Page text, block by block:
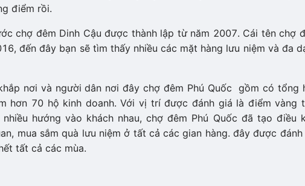
điểm rồi.
chợ đêm Dinh Cậu được thành lập từ năm 2007. Cái tên chợ
đến đây bạn sẽ tìm thấy nhiều các mặt hàng lưu niệm và đa
nơi và người dân nơi đây chợ đêm Phú Quốc gồm có tổng
hơn 70 hộ kinh doanh. Với vị trí được đánh giá là điểm vàng
hướng vào khách nhau, chợ đêm Phú Quốc đã tạo điều
mua sắm quà lưu niệm ở tất cả các gian hàng. đây được đánh
tất cả các mùa.